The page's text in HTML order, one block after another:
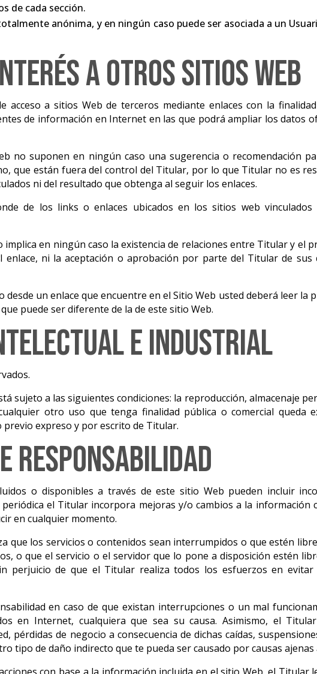
de cada sección.
anónima, y en ningún caso puede ser asociada a un
a otros sitios Web
acceso a sitios Web de terceros mediante enlaces con la
de información en Internet en las que podrá ampliar los datos
no suponen en ningún caso una sugerencia o recomendación
que están fuera del control del Titular, por lo que Titular no es
ni del resultado que obtenga al seguir los enlaces.
de los links o enlaces ubicados en los sitios web
implica en ningún caso la existencia de relaciones entre Titular y el
enlace, ni la aceptación o aprobación por parte del Titular de sus
desde un enlace que encuentre en el Sitio Web usted deberá leer la
puede ser diferente de la de este sitio Web.
e industrial
sujeto a las siguientes condiciones: la reproducción, almacenaje
otro uso que tenga finalidad pública o comercial queda
expreso y por escrito de Titular.
responsabilidad
o disponibles a través de este sitio Web pueden incluir
el Titular incorpora mejoras y/o cambios a la información
en cualquier momento.
que los servicios o contenidos sean interrumpidos o que estén
o que el servicio o el servidor que lo pone a disposición estén
perjuicio de que el Titular realiza todos los esfuerzos en
en caso de que existan interrupciones o un mal
en Internet, cualquiera que sea su causa. Asimismo, el
pérdidas de negocio a consecuencia de dichas caídas,
tipo de daño indirecto que te pueda ser causado por causas ajenas